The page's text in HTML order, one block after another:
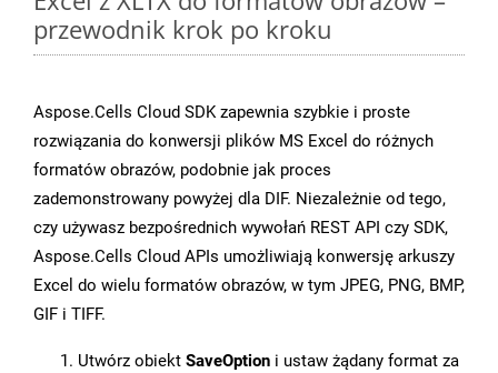
przewodnik krok po kroku
Aspose.Cells Cloud SDK zapewnia szybkie i proste
rozwiązania do konwersji plików MS Excel do różnych
formatów obrazów, podobnie jak proces
zademonstrowany powyżej dla DIF. Niezależnie od tego,
czy używasz bezpośrednich wywołań REST API czy SDK,
Aspose.Cells Cloud APIs umożliwiają konwersję arkuszy
Excel do wielu formatów obrazów, w tym JPEG, PNG, BMP,
GIF i TIFF.
Utwórz obiekt SaveOption i ustaw żądany format za